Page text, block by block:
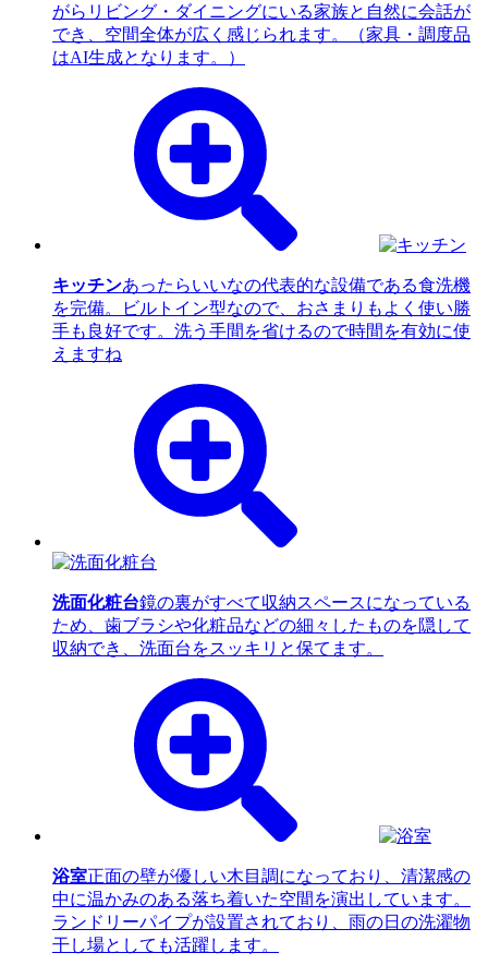
がらリビング・ダイニングにいる家族と自然に会話が
でき、空間全体が広く感じられます。（家具・調度品
はAI生成となります。）
キッチンあったらいいなの代表的な設備である食洗機
を完備。ビルトイン型なので、おさまりもよく使い勝
手も良好です。洗う手間を省けるので時間を有効に使
えますね
洗面化粧台鏡の裏がすべて収納スペースになっている
ため、歯ブラシや化粧品などの細々したものを隠して
収納でき、洗面台をスッキリと保てます。
浴室正面の壁が優しい木目調になっており、清潔感の
中に温かみのある落ち着いた空間を演出しています。
ランドリーパイプが設置されており、雨の日の洗濯物
干し場としても活躍します。